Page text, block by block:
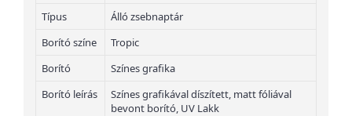
Típus
Álló zsebnaptár
Borító színe
Tropic
Borító
Színes grafika
Borító leírás
Színes grafikával díszített, matt fóliával
bevont borító, UV Lakk